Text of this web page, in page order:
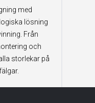
med
lösning
Från
och
storlekar på